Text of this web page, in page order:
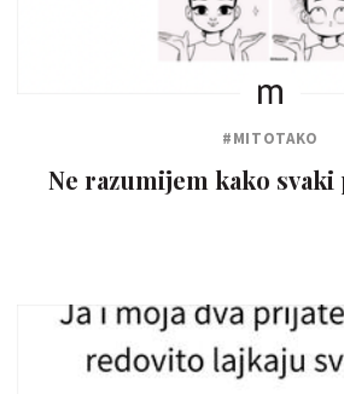
#MITOTAKO
Ne razumijem kako